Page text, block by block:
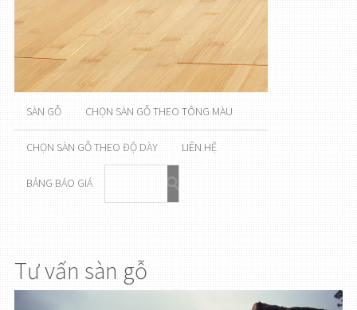
SÀN GỖ CHỌN SÀN GỖ THEO TÔNG MÀU
CHỌN SÀN GỖ THEO ĐỘ DÀY LIÊN HỆ
BẢNG BÁO GIÁ
Tư vấn sàn gỗ